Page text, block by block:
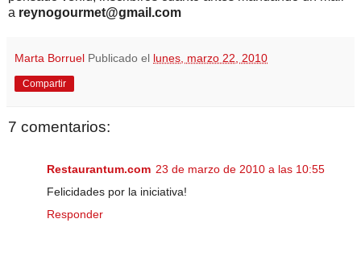
a reynogourmet@gmail.com
Marta Borruel Publicado el lunes, marzo 22, 2010
Compartir
7 comentarios:
Restaurantum.com 23 de marzo de 2010 a las 10:55
Felicidades por la iniciativa!
Responder